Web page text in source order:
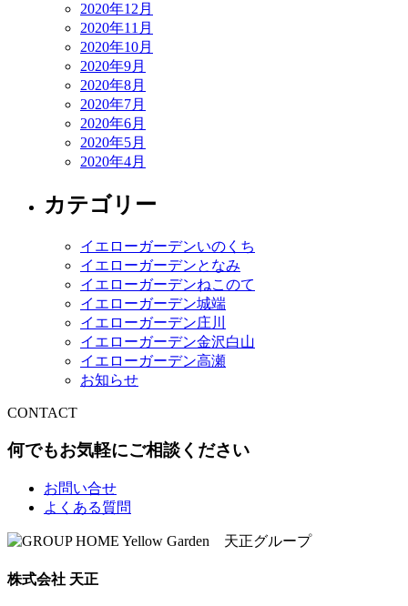
2020年12月
2020年11月
2020年10月
2020年9月
2020年8月
2020年7月
2020年6月
2020年5月
2020年4月
カテゴリー
イエローガーデンいのくち
イエローガーデンとなみ
イエローガーデンねこのて
イエローガーデン城端
イエローガーデン庄川
イエローガーデン金沢白山
イエローガーデン高瀬
お知らせ
CONTACT
何でもお気軽にご相談ください
お問い合せ
よくある質問
株式会社 天正